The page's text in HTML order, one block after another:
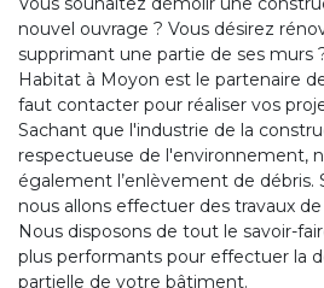
nouvel ouvrage ? Vous désirez
supprimant une partie de ses murs
Habitat à Moyon est le partenaire
faut contacter pour réaliser vos
Sachant que l'industrie de la
respectueuse de l'environnement,
également l’enlèvement de débris.
nous allons effectuer des travaux
Nous disposons de tout le savoir-
plus performants pour effectuer la
partielle de votre bâtiment.